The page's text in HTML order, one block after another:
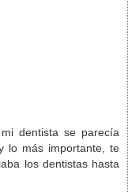
dentista se parecía
lo más importante, te
los dentistas hasta